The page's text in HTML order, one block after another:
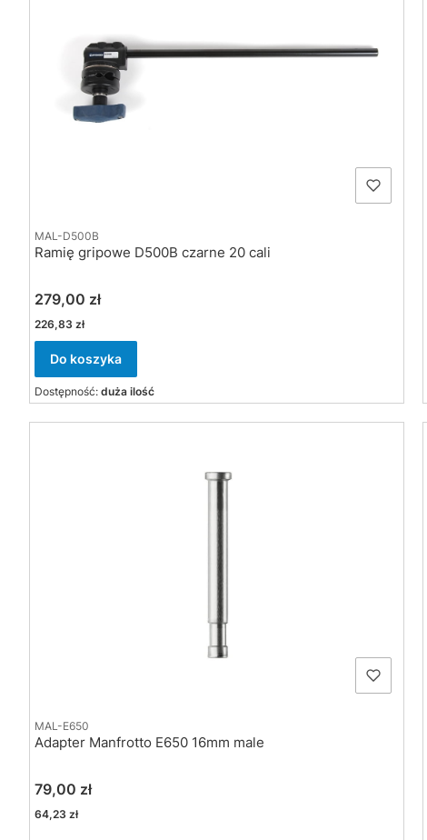
MAL-D500B
Ramię gripowe D500B czarne 20 cali
Cena
279,00 zł
Cena
226,83 zł
Do koszyka
Dostępność: duża ilość
MAL-E650
Adapter Manfrotto E650 16mm male
Cena
79,00 zł
Cena
64,23 zł